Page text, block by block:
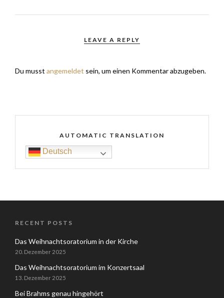
LEAVE A REPLY
Du musst angemeldet sein, um einen Kommentar abzugeben.
AUTOMATIC TRANSLATION
Deutsch
RECENT POSTS
Das Weihnachtsoratorium in der Kirche
20. Dezember 2025
Das Weihnachtsoratorium im Konzertsaal
13. Dezember 2025
Bei Brahms genau hingehört